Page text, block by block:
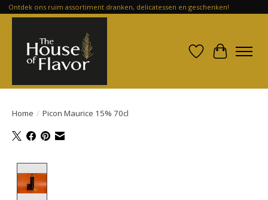
Ontdek ons ruim assortiment dranken, delicatessen en geschenken!
Verlanglijst
Home / Picon Maurice 15% 70cl